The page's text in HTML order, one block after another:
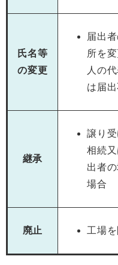
氏名等
の変更
届出
所を
人の
は届
継承
譲り受
相続
出者
場合
廃止 工場